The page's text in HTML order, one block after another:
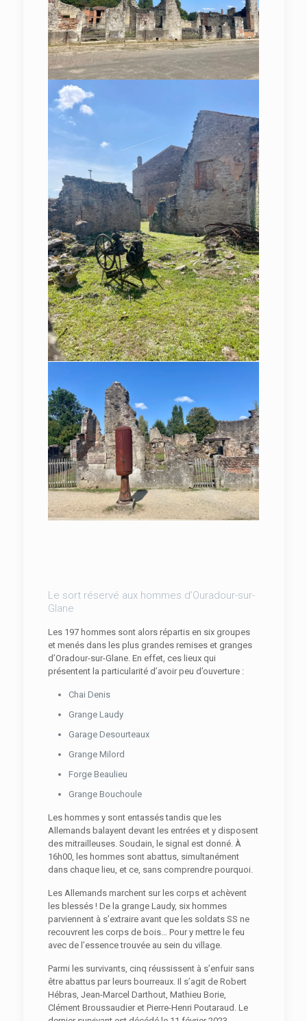
Le sort réservé aux hommes d’Ouradour-sur-
Glane
Les 197 hommes sont alors répartis en six groupes
et menés dans les plus grandes remises et granges
d’Oradour-sur-Glane. En effet, ces lieux qui
présentent la particularité d’avoir peu d’ouverture :
Chai Denis
Grange Laudy
Garage Desourteaux
Grange Milord
Forge Beaulieu
Grange Bouchoule
Les hommes y sont entassés tandis que les
Allemands balayent devant les entrées et y disposent
des mitrailleuses. Soudain, le signal est donné. À
16h00, les hommes sont abattus, simultanément
dans chaque lieu, et ce, sans comprendre pourquoi.
Les Allemands marchent sur les corps et achèvent
les blessés ! De la grange Laudy, six hommes
parviennent à s’extraire avant que les soldats SS ne
recouvrent les corps de bois… Pour y mettre le feu
avec de l’essence trouvée au sein du village.
Parmi les survivants, cinq réussissent à s’enfuir sans
être abattus par leurs bourreaux. Il s’agit de Robert
Hébras, Jean-Marcel Darthout, Mathieu Borie,
Clément Broussaudier et Pierre-Henri Poutaraud. Le